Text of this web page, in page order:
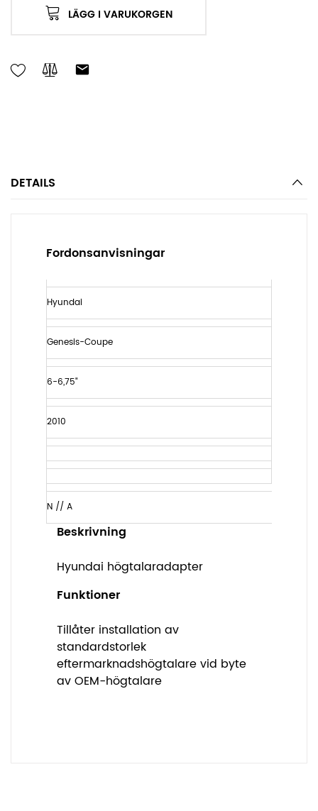
LÄGG I VARUKORGEN
DETAILS
Fordonsanvisningar
Hyundai
Genesis-Coupe
6-6,75"
2010
N // A
Beskrivning
Hyundai högtalaradapter
Funktioner
Tillåter installation av
standardstorlek
eftermarknadshögtalare vid byte
av OEM-högtalare